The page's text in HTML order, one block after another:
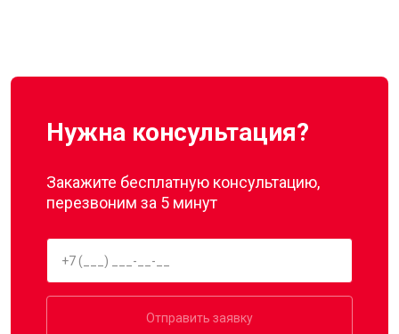
Нужна консультация?
Закажите бесплатную консультацию,
перезвоним за 5 минут
Отправить заявку